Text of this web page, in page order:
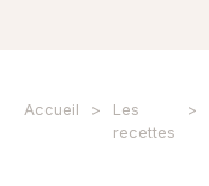
Accueil >
Les
recettes
>